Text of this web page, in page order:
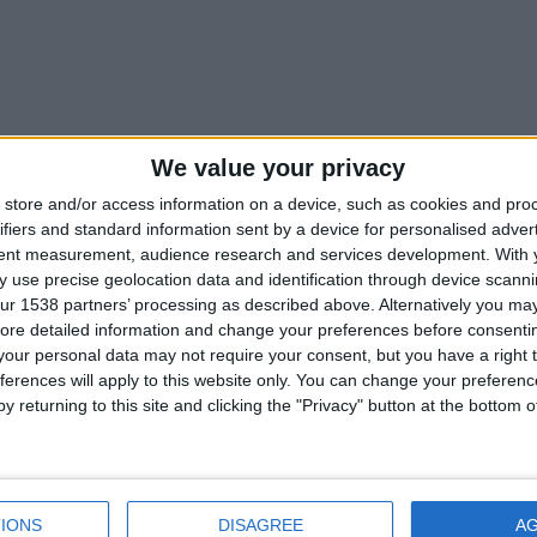
We value your privacy
store and/or access information on a device, such as cookies and
and standard information sent by a device for personalised
measurement, audience research and services development. With
use precise geolocation data and identification through device
1538 partners’ processing as described above. Alternatively you
detailed information and change your preferences before
personal data may not require your consent, but you have a right
will apply to this website only. You can change your
returning to this site and clicking the "Privacy" button at the bottom
DISAGREE